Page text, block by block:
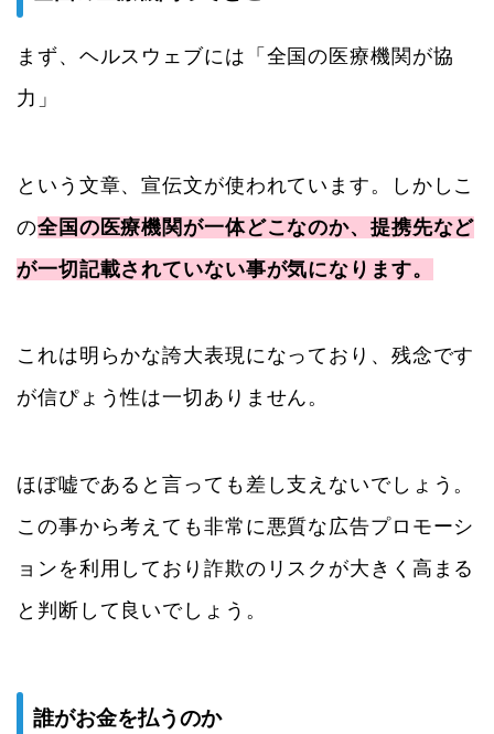
まず、ヘルスウェブには「全国の医療機関が協
力」
という文章、宣伝文が使われています。しかしこ
の全国の医療機関が一体どこなのか、提携先など
が一切記載されていない事が気になります。
これは明らかな誇大表現になっており、残念です
が信ぴょう性は一切ありません。
ほぼ嘘であると言っても差し支えないでしょう。
この事から考えても非常に悪質な広告プロモーシ
ョンを利用しており詐欺のリスクが大きく高まる
と判断して良いでしょう。
誰がお金を払うのか